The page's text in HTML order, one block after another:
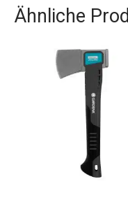
Ähnliche